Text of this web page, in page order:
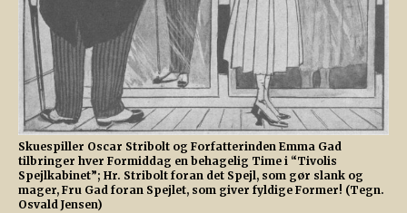
Skuespiller Oscar Stribolt og Forfatterinden Emma Gad
tilbringer hver Formiddag en behagelig Time i “Tivolis
Spejlkabinet”; Hr. Stribolt foran det Spejl, som gør slank og
mager, Fru Gad foran Spejlet, som giver fyldige Former! (Tegn.
Osvald Jensen)